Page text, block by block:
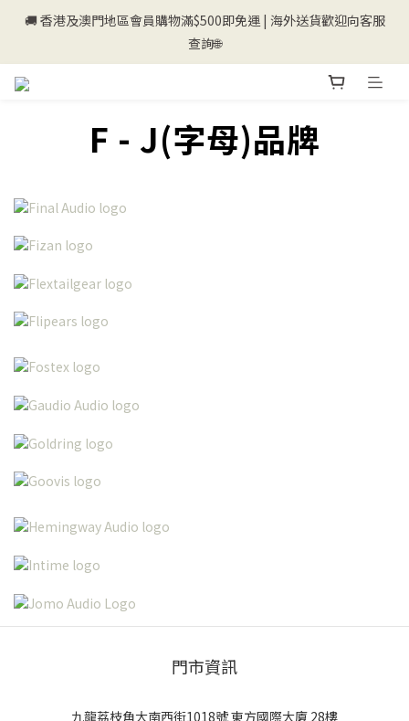
💰新登記會員即送50購物金💰
🚚 香港及澳門地區會員購物滿$500即免運 | 海外送貨歡迎向客服
查詢🌐
F - J(字母)品牌
門市資訊
九龍荔枝角大南西街1018號 東方國際大廈 28樓